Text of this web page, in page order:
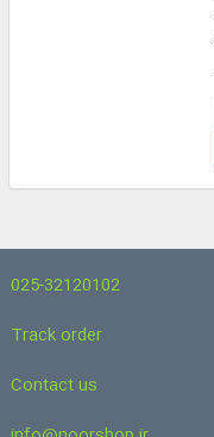
025-32120102
Track order
Contact us